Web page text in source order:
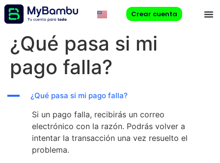
Crear cuenta
¿Qué pasa si mi
pago falla?
A ¿Qué pasa si mi pago falla?
Si un pago falla, recibirás un correo
electrónico con la razón. Podrás volver a
intentar la transacción una vez resuelto el
problema.